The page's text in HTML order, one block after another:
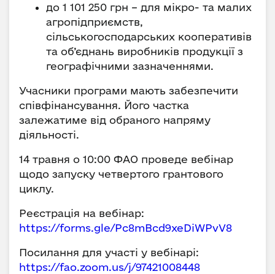
до 1 101 250 грн – для мікро- та малих
агропідприємств,
сільськогосподарських кооперативів
та об’єднань виробників продукції з
географічними зазначеннями.
Учасники програми мають забезпечити
співфінансування. Його частка
залежатиме від обраного напряму
діяльності.
14 травня о 10:00 ФАО проведе вебінар
щодо запуску четвертого грантового
циклу.
Реєстрація на вебінар:
https://forms.gle/Pc8mBcd9xeDiWPvV8
Посилання для участі у вебінарі:
https://fao.zoom.us/j/97421008448